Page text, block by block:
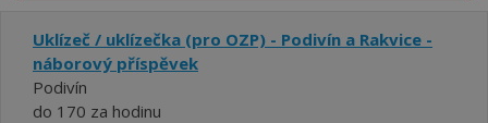
Uklízeč / uklízečka (pro OZP) - Podivín a Rakvice -
náborový příspěvek
Podivín
do 170 za hodinu